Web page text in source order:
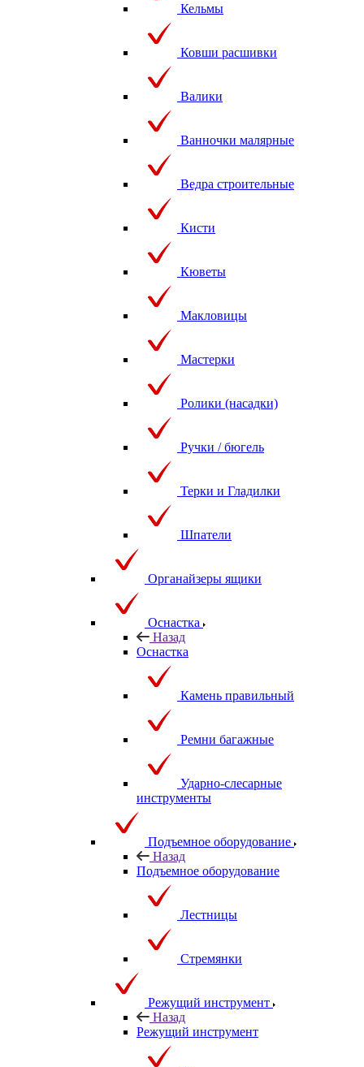
Кельмы
Ковши расшивки
Валики
Ванночки малярные
Ведра строительные
Кисти
Кюветы
Макловицы
Мастерки
Ролики (насадки)
Ручки / бюгель
Терки и Гладилки
Шпатели
Органайзеры ящики
Оснастка
Назад
Оснастка
Камень правильный
Ремни багажные
Ударно-слесарные
инструменты
Подъемное оборудование
Назад
Подъемное оборудование
Лестницы
Стремянки
Режущий инструмент
Назад
Режущий инструмент